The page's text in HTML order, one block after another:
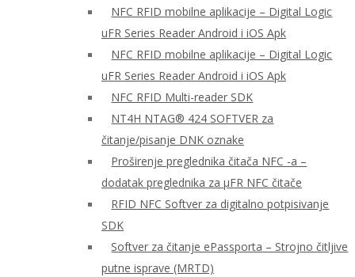
NFC RFID mobilne aplikacije – Digital Logic
uFR Series Reader Android i iOS Apk
NFC RFID mobilne aplikacije – Digital Logic
uFR Series Reader Android i iOS Apk
NFC RFID Multi-reader SDK
NT4H NTAG® 424 SOFTVER za
čitanje/pisanje DNK oznake
Proširenje preglednika čitača NFC -a –
dodatak preglednika za μFR NFC čitače
RFID NFC Softver za digitalno potpisivanje
SDK
Softver za čitanje ePassporta – Strojno čitljive
putne isprave (MRTD)